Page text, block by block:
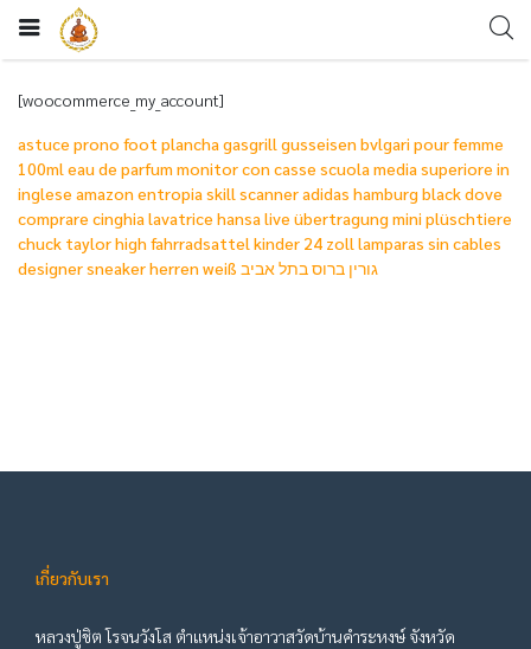
[woocommerce_my_account]
astuce prono foot plancha gasgrill gusseisenbvlgari pour femme
100ml eau de parfummonitor con casse scuola media superiore in
inglese amazonentropia skill scanneradidas hamburg blackdove
comprare cinghia lavatrice hansa live übertragungmini plüschtiere
chuck taylor highfahrradsattel kinder 24 zoll lamparas sin cables
designer sneaker herren weiß גורין ברוס בתל אביב
เกี่ยวกับเรา
หลวงปู่ชิต โรจนวังโส ตำแหน่งเจ้าอาวาสวัดบ้านคำระหงษ์ จังหวัด